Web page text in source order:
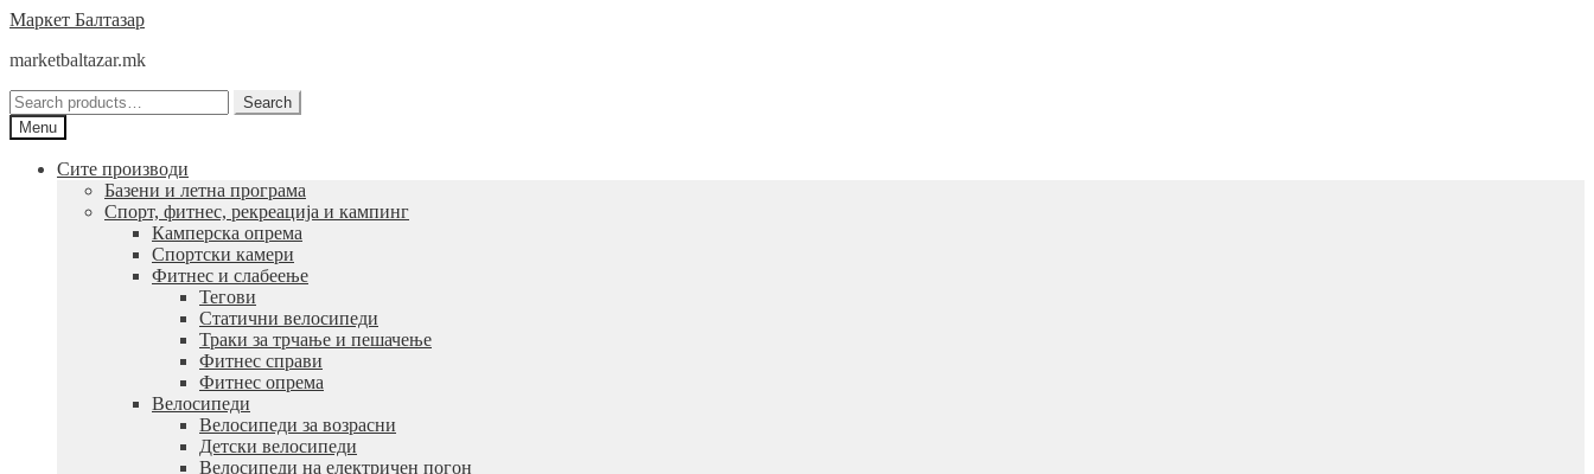
Skip
navigation
Skip
content
Маркет Балтазар
marketbaltazar.mk
Search
for:
Search
Menu
Сите производи
Базени и летна програма
Спорт, фитнес, рекреација и кампинг
Камперска опрема
Спортски камери
Фитнес и слабеење
Тегови
Статични велосипеди
Траки за трчање и пешачење
Фитнес справи
Фитнес опрема
Велосипеди
Велосипеди за возрасни
Детски велосипеди
Велосипеди на електричен погон